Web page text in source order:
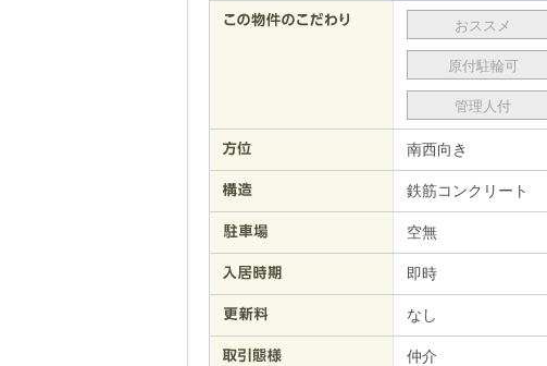
おススメ
原付駐輪可
管理人付
南西向き
鉄筋コンクリート
空無
即時
なし
仲介